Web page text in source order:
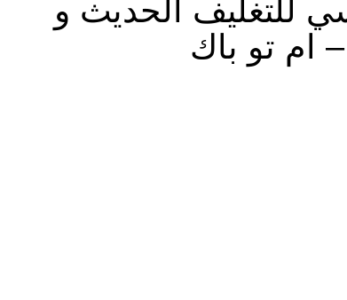
للتغليف الحديث و
ام تو باك